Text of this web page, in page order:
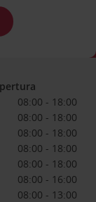
08:00 - 18:00
08:00 - 18:00
08:00 - 18:00
08:00 - 18:00
08:00 - 18:00
08:00 - 16:00
08:00 - 13:00